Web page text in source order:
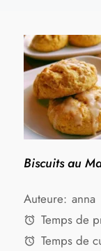
Biscuits au
Auteure: anna
Temps de
Temps de